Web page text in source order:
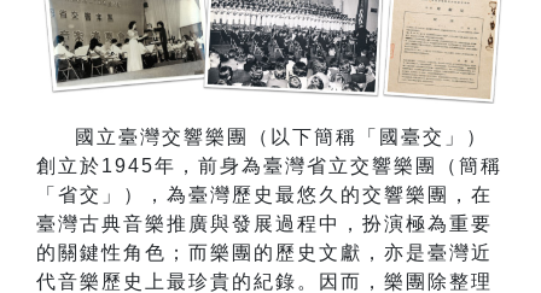
國立臺灣交響樂團（以下簡稱「國臺交」）
創立於1945年，前身為臺灣省立交響樂團（簡稱
「省交」），為臺灣歷史最悠久的交響樂團，在
臺灣古典音樂推廣與發展過程中，扮演極為重要
的關鍵性角色；而樂團的歷史文獻，亦是臺灣近
代音樂歷史上最珍貴的紀錄。因而，樂團除整理